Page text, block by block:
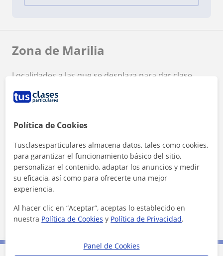
Zona de Marilia
Localidades a las que se desplaza para dar clase
La Línea de la Concepción
+ −
10 km
5 mi
Leaflet| ©OpenStreetMapcontributors
Política de Cookies
Tusclasesparticulares almacena datos, tales como cookies,
para garantizar el funcionamiento básico del sitio,
personalizar el contenido, adaptar los anuncios y medir
su eficacia, así como para ofrecerte una mejor
experiencia.
Al hacer clic en “Aceptar”, aceptas lo establecido en
nuestra Política de Cookies y Política de Privacidad.
Panel de Cookies